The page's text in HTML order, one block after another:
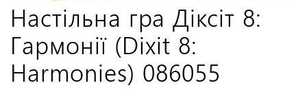
Настільна гра Діксіт 8:
Гармонії (Dixit 8:
Harmonies) 086055